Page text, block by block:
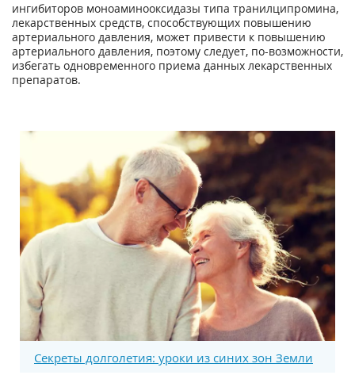
ингибиторов моноаминооксидазы типа транилципромина,
лекарственных средств, способствующих повышению
артериального давления, может привести к повышению
артериального давления, поэтому следует, по-возможности,
избегать одновременного приема данных лекарственных
препаратов.
Секреты долголетия: уроки из синих зон Земли